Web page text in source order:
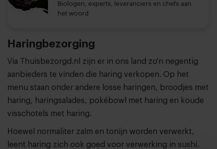
Biologen, experts, leveranciers en chefs aan
het woord
Haringbezorging
Via Thuisbezorgd.nl zijn er in ons land zo'n negentig
aanbieders te vinden die haring verkopen. Op het
menu staan onder andere losse haringen, broodjes met
haring, haringsalades, pokébowl met haring en koude
visschotels met haring.
Hoewel normaliter zalm en tonijn worden verwerkt,
leent haring zich ook goed voor verwerking in sushi.